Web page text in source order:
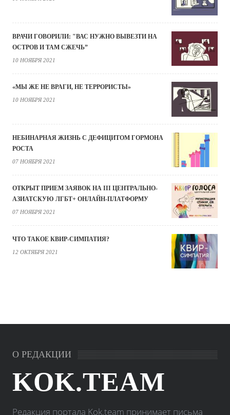
ВРАЧИ ГОВОРИЛИ: "ВАС НУЖНО ВЫВЕЗТИ НА
ОСТРОВ И ТАМ СЖЕЧЬ”
10 НОЯБРЯ 2021
«МЫ ЖЕ НЕ ВРАГИ, НЕ ТЕРРОРИСТЫ»
10 НОЯБРЯ 2021
НЕБИНАРНАЯ ЖИЗНЬ С ДЕФИЦИТОМ ГОРМОНА
РОСТА
07 НОЯБРЯ 2021
ОТКРЫТ ПРИЕМ ЗАЯВОК НА III ЦЕНТРАЛЬНО-
АЗИАТСКУЮ ЛГБТ+ ОНЛАЙН-ПЛАТФОРМУ
07 НОЯБРЯ 2021
ЧТО ТАКОЕ КВИР-СИМПАТИЯ?
12 ОКТЯБРЯ 2021
О РЕДАКЦИИ
KOK.TEAM
Редакция портала Kok.team принимает письма